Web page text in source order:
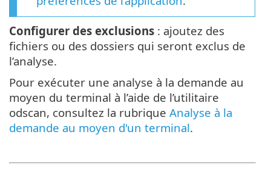
Configurer des exclusions : ajoutez des
fichiers ou des dossiers qui seront exclus de
l’analyse.
Pour exécuter une analyse à la demande au
moyen du terminal à l’aide de l’utilitaire
odscan, consultez la rubrique Analyse à la
demande au moyen d'un terminal.